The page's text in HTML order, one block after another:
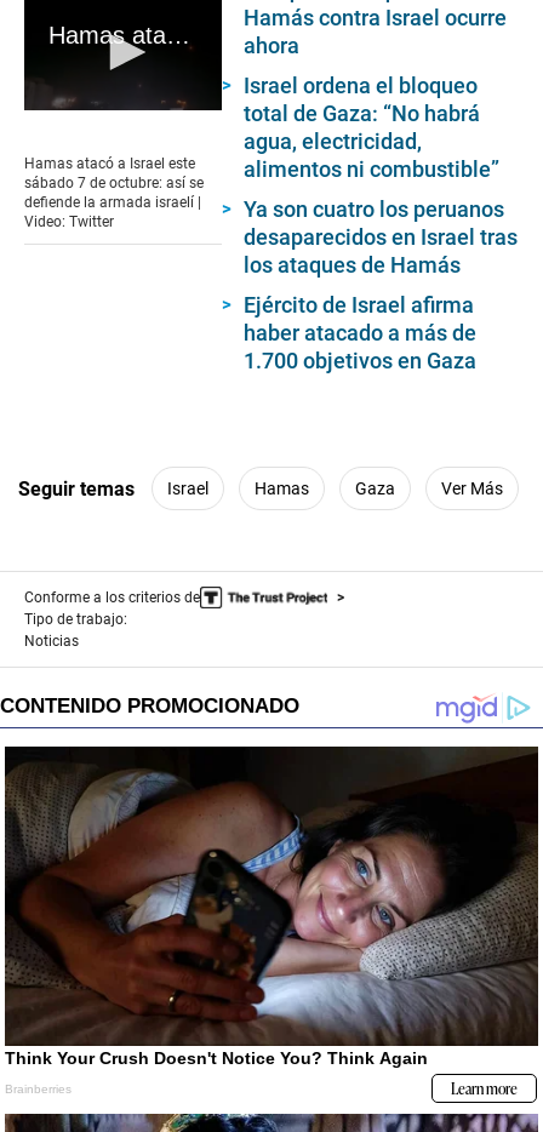
Hamas atacó a Israel este sábado 7 de octubre: así se defiende la armada israelí | Video: Twitter
of
33
seconds
Hamas atacó a Israel este
sábado 7 de octubre: así se
defiende la armada israelí |
Video: Twitter
Hamás contra Israel ocurre
ahora
Israel ordena el bloqueo
total de Gaza: “No habrá
agua, electricidad,
alimentos ni combustible”
Ya son cuatro los peruanos
desaparecidos en Israel tras
los ataques de Hamás
Ejército de Israel afirma
haber atacado a más de
1.700 objetivos en Gaza
Seguir temas Israel Hamas Gaza Ver Más
Conforme a los criterios de
Tipo de trabajo:
Noticias